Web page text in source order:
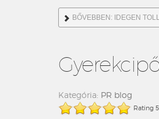
BŐVEBBEN: IDEGEN TOLL
Kategória: PR blog
Rating